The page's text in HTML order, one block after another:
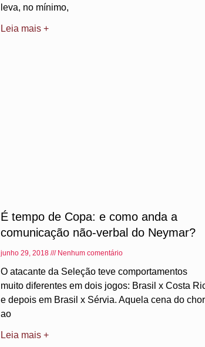
leva, no mínimo,
Leia mais +
É tempo de Copa: e como anda a
comunicação não-verbal do Neymar?
junho 29, 2018 Nenhum comentário
O atacante da Seleção teve comportamentos
muito diferentes em dois jogos: Brasil x Costa
e depois em Brasil x Sérvia. Aquela cena do
ao
Leia mais +